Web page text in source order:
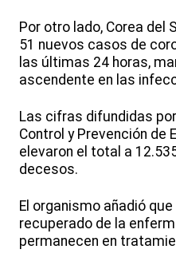
Por otro lado, Corea del
51 nuevos casos de
las últimas 24 horas,
ascendente en las
Las cifras difundidas
Control y Prevención de
elevaron el total a
decesos.
El organismo añadió
recuperado de la
permanecen en